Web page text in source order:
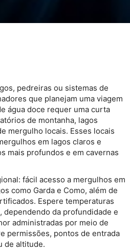
pedreiras ou sistemas de
que planejam uma viagem
água doce requer uma curta
de montanha, lagos
mergulho locais. Esses locais
em lagos claros e
mais profundos e em cavernas
fácil acesso a mergulhos em
como Garda e Como, além de
Espere temperaturas
dependendo da profundidade e
administradas por meio de
permissões, pontos de entrada
de altitude.